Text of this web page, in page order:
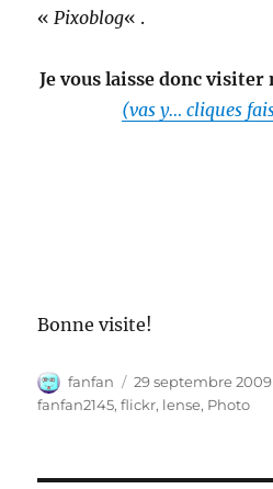
«Pixoblog« .
Je vous laisse donc
(vas y… cliques
Bonne visite!
Auteur
fanfan
Publié
le
29 septembre 2009
fanfan2145,flickr, lense, Photo